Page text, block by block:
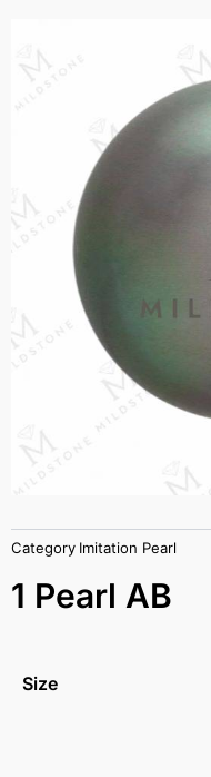
Category Imitation Pearl
1 Pearl AB
Size